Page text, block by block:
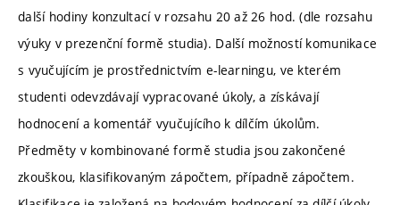
další hodiny konzultací v rozsahu 20 až 26 hod. (dle rozsahu
výuky v prezenční formě studia). Další možností komunikace
s vyučujícím je prostřednictvím e-learningu, ve kterém
studenti odevzdávají vypracované úkoly, a získávají
hodnocení a komentář vyučujícího k dílčím úkolům.
Předměty v kombinované formě studia jsou zakončené
zkouškou, klasifikovaným zápočtem, případně zápočtem.